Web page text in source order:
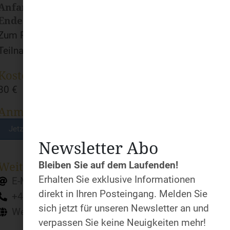
Prozess der Exerzitien gehört die
an allen Abenden.
€
Jetzt anmelden!
Infos & Auskunft
E-Mail
+49 241 607951
Webseite
Newsletter Abo
Bleiben Sie auf dem Laufenden!
Erhalten Sie exklusive Informationen
direkt in Ihren Posteingang. Melden Sie
sich jetzt für unseren Newsletter an und
verpassen Sie keine Neuigkeiten mehr!